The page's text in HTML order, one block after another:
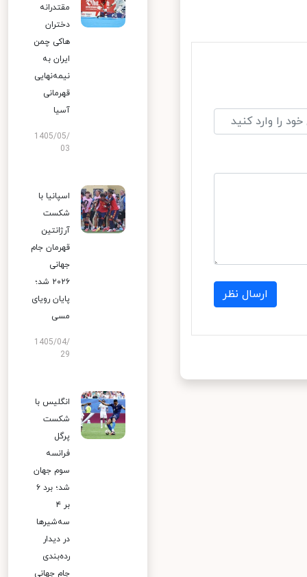
ارسال نظر
مقتدرانه
دختران
هاکی چمن
ایران به
نیمه‌نهایی
قهرمانی
آسیا
1405/05/
03
اسپانیا با
شکست
آرژانتین
قهرمان جام
جهانی
۲۰۲۶ شد؛
پایان رویای
مسی
1405/04/
29
انگلیس با
شکست
پرگل
فرانسه
سوم جهان
شد؛ برد ۶
بر ۴
سه‌شیرها
در دیدار
رده‌بندی
جام جهانی